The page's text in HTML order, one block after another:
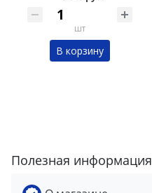
шт
В корзину
Полезная информация